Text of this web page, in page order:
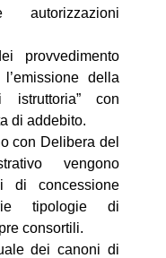
autorizzazioni
provvedimento
della
istruttoria” con
di addebito.
con Delibera del
vengono
di concessione
tipologie di
consortili.
dei canoni di